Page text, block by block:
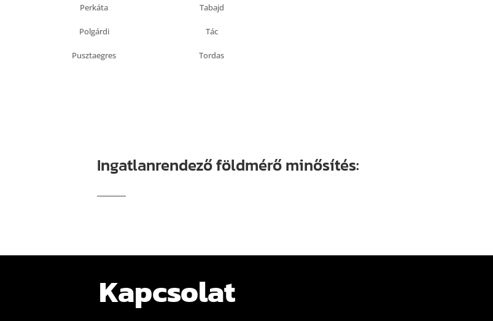
Perkáta Tabajd
Polgárdi Tác
Pusztaegres Tordas
Ingatlanrendező földmérő minősítés:
Kapcsolat